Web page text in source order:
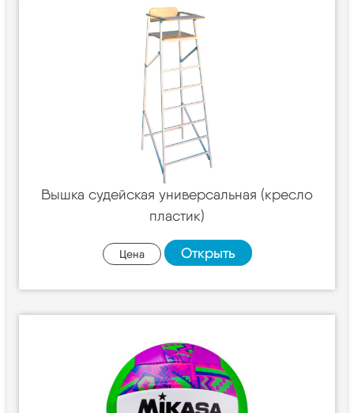
Вышка судейская универсальная (кресло
пластик)
Цена Открыть